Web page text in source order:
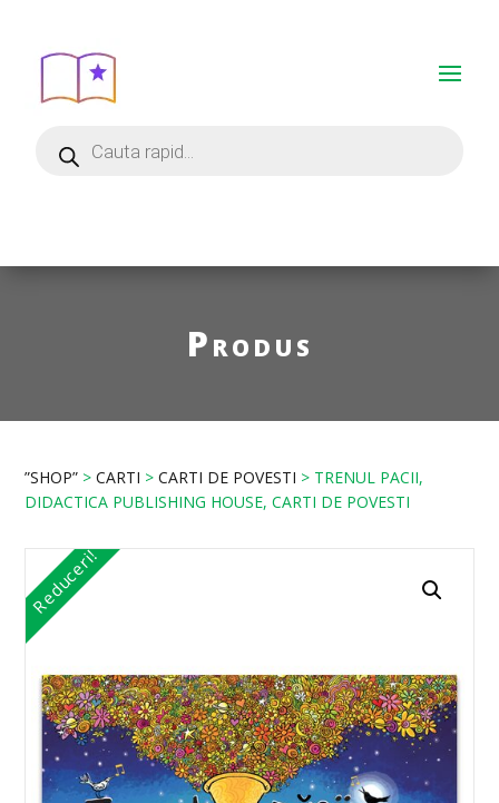
Produs
”SHOP” >CARTI >CARTI DE POVESTI > TRENUL PACII,
DIDACTICA PUBLISHING HOUSE, CARTI DE POVESTI
Reduceri!